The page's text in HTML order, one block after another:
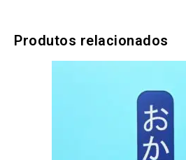
Produtos relacionados